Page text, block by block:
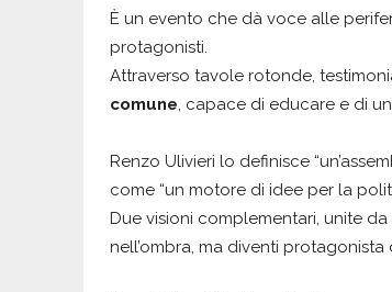
È un evento che dà voce alle
protagonisti.
Attraverso tavole rotonde,
comune, capace di educare e di
Renzo Ulivieri lo definisce
come “un motore di idee per la
Due visioni complementari, unite
nell’ombra, ma diventi